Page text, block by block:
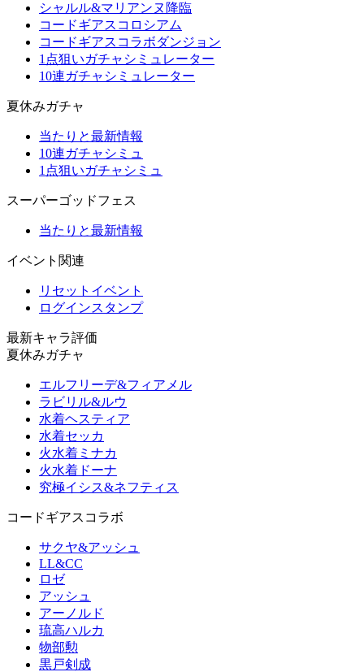
シャルル&マリアンヌ降臨
コードギアスコロシアム
コードギアスコラボダンジョン
1点狙いガチャシミュレーター
10連ガチャシミュレーター
夏休みガチャ
当たりと最新情報
10連ガチャシミュ
1点狙いガチャシミュ
スーパーゴッドフェス
当たりと最新情報
イベント関連
リセットイベント
ログインスタンプ
最新キャラ評価
夏休みガチャ
エルフリーデ&フィアメル
ラビリル&ルウ
水着ヘスティア
水着セッカ
火水着ミナカ
火水着ドーナ
究極イシス&ネフティス
コードギアスコラボ
サクヤ&アッシュ
LL&CC
ロゼ
アッシュ
アーノルド
琉高ハルカ
物部勲
黒戸剣成